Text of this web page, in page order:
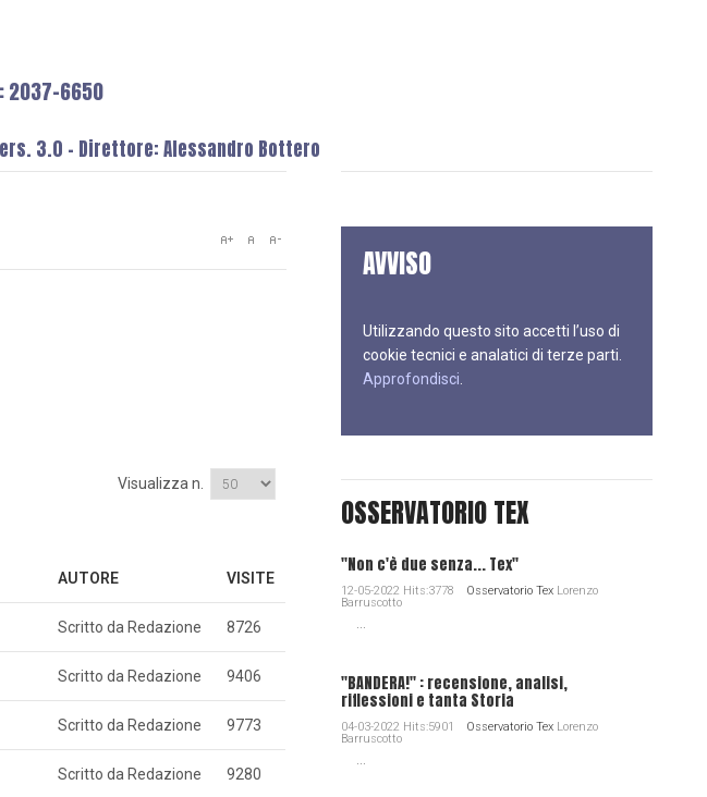
2037-6650
3.0 - Direttore: Alessandro Bottero
Visualizza n.
AUTORE VISITE
Scritto da Redazione 8726
Scritto da Redazione 9406
Scritto da Redazione 9773
Scritto da Redazione 9280
AVVISO
Utilizzando questo sito accetti l’uso di
cookie tecnici e analatici di terze parti.
Approfondisci
OSSERVATORIO TEX
"Non c'è due senza... Tex"
12-05-2022 Hits:3778 Osservatorio TexLorenzo
Barruscotto
...
"BANDERA!" : recensione, analisi,
riflessioni e tanta Storia
04-03-2022 Hits:5901 Osservatorio TexLorenzo
Barruscotto
...